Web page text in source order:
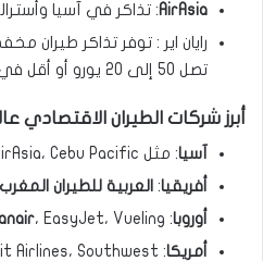
AirAsia: تذاكر في آسيا وأستراليا بأقل من
رايان اير : توفر تذاكر طيران
تصل 50 إلى 20 يورو أو أقل في بعض الأحيان
أبرز شركات الطيران الاقتصادي
آسيا: مثل AirAsia، Cebu Pacific، و
أفريقيا: العربية للطيران المغرب
أوروبا: ، EasyJet، Vueling.
أمريكا: Spirit Airlines، Southwest.